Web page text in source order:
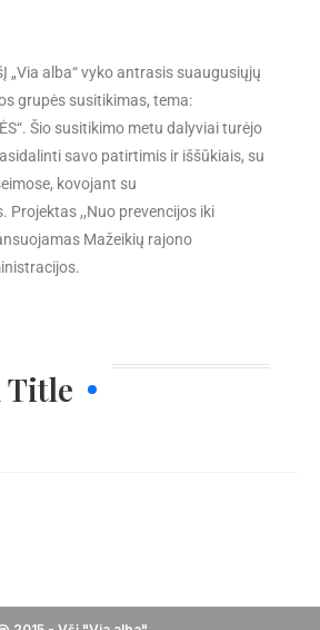
„Via alba“ vyko antrasis suaugusiųjų
grupės susitikimas, tema:
Šio susitikimo metu dalyviai turėjo
savo patirtimis ir iššūkiais, su
kovojant su
Projektas ,,Nuo prevencijos iki
Mažeikių rajono
Title